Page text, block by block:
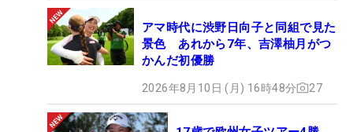
アマ時代に渋野日向子と同組で見た
景色 あれから7年、吉澤柚月がつ
かんだ初優勝
2026年8月10日 (月) 16時48分 27